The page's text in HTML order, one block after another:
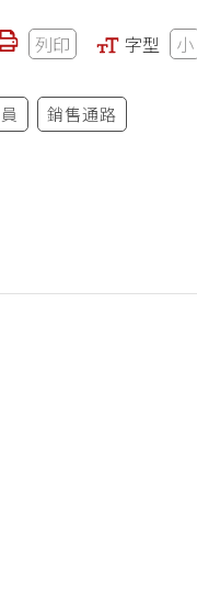
列印 字型 小
銷售通路